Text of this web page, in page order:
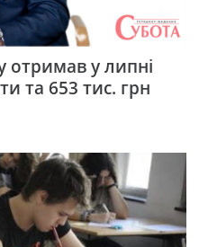
отримав у липні
та 653 тис. грн